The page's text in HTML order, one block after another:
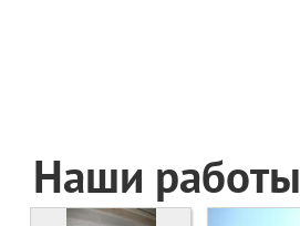
Наши работы